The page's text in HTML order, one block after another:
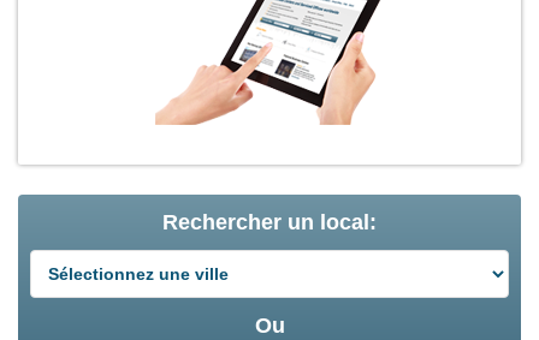
Rechercher un local:
Ou